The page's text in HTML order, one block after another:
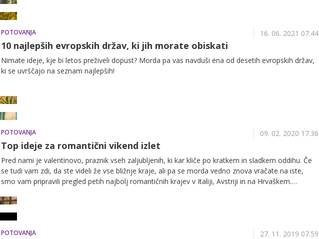
POTOVANJA 16. 06. 2021 07.44
10 najlepših evropskih držav, ki jih morate obiskati
Nimate ideje, kje bi letos preživeli dopust? Morda pa vas navduši ena od desetih evropskih držav,
ki se uvrščajo na seznam najlepših!
POTOVANJA 09. 02. 2020 17.36
Top ideje za romantični vikend izlet
Pred nami je valentinovo, praznik vseh zaljubljenih, ki kar kliče po kratkem in sladkem oddihu. Če
se tudi vam zdi, da ste videli že vse bližnje kraje, ali pa se morda vedno znova vračate na iste,
smo vam pripravili pregled petih najbolj romantičnih krajev v Italiji, Avstriji in na Hrvaškem.
želimo vsaj malo posvetiti drug drugemu, prižgati iskrice ljubezni in uživati v prostih dneh, vam
priporočamo vsaj vikend pobeg. Med predlogi se najde za vsakega nekaj – romantika, zgodovina,
narava ali samo sprostitev v miru in tišini. Že veste, kam jo boste mahnili?
POTOVANJA 27. 11. 2019 07.59